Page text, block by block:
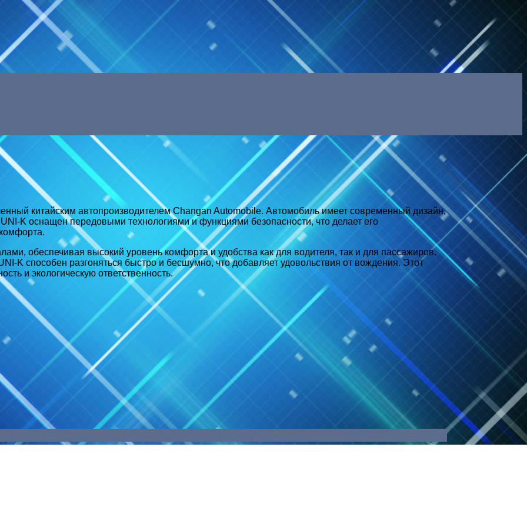
китайским автопроизводителем Changan Automobile. Автомобиль имеет современный дизайн,
K оснащен передовыми технологиями и функциями безопасности, что делает его
обеспечивая высокий уровень комфорта и удобства как для водителя, так и для пассажиров.
K способен разгоняться быстро и бесшумно, что добавляет удовольствия от вождения. Этот
и экологическую ответственность.